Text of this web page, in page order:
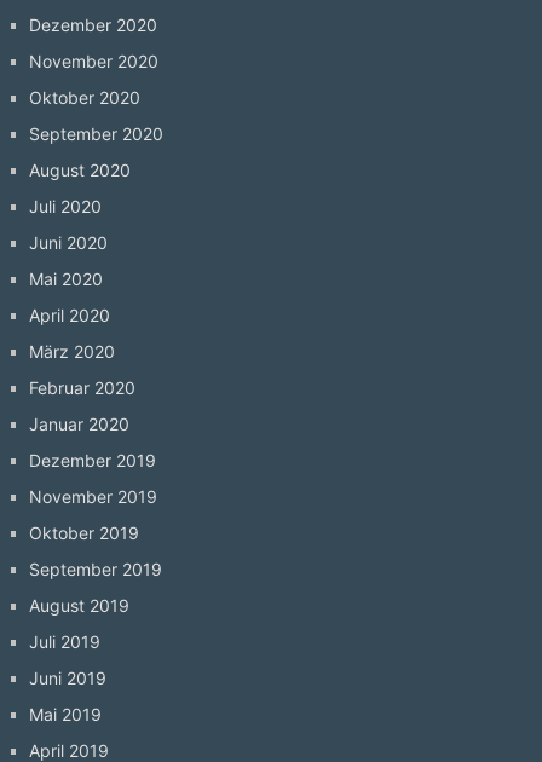
Dezember 2020
November 2020
Oktober 2020
September 2020
August 2020
Juli 2020
Juni 2020
Mai 2020
April 2020
März 2020
Februar 2020
Januar 2020
Dezember 2019
November 2019
Oktober 2019
September 2019
August 2019
Juli 2019
Juni 2019
Mai 2019
April 2019